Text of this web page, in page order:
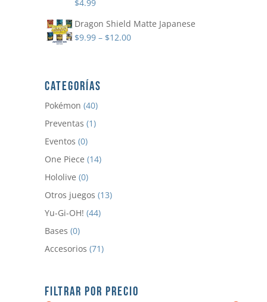
$4.99
Dragon Shield Matte Japanese
$9.99– $12.00
CATEGORÍAS
Pokémon (40)
Preventas (1)
Eventos (0)
One Piece (14)
Hololive (0)
Otros juegos (13)
Yu-Gi-OH! (44)
Bases (0)
Accesorios (71)
FILTRAR POR PRECIO